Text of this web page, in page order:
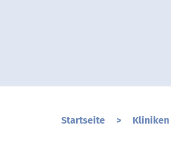
Startseite > Kliniken